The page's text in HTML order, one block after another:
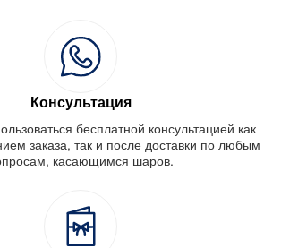
Консультация
бесплатной консультацией как
заказа, так и после доставки по любым
касающимся шаров.